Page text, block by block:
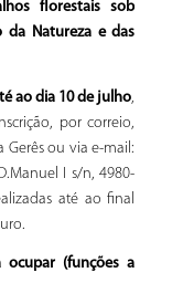
florestais sob
da Natureza e das
ao dia 10 de julho,
por correio,
Gerês ou via e-mail:
I s/n, 4980-
até ao final
ocupar (funções a